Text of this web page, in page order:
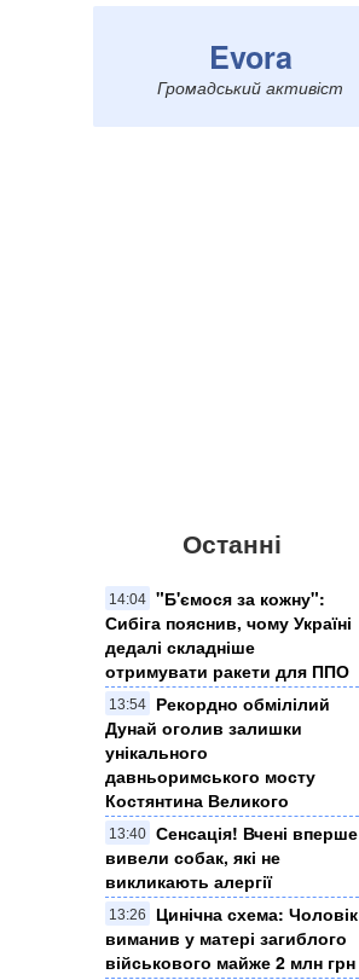
Evora
Громадський активіст
Останні
14:04 "Б'ємося за кожну":
Сибіга пояснив, чому Україні
дедалі складніше
отримувати ракети для ППО
13:54
Рекордно обмілілий
Дунай оголив залишки
унікального
давньоримського мосту
Костянтина Великого
13:40 Сенсація! Вчені вперше
вивели собак, які не
викликають алергії
13:26
Цинічна схема: Чоловік
виманив у матері загиблого
військового майже 2 млн грн